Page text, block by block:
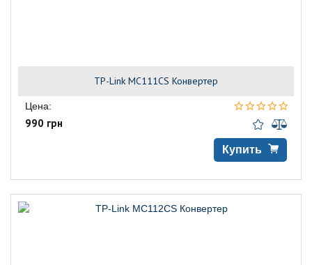
TP-Link MC111CS Конвертер
Цена:
990 грн
Купить